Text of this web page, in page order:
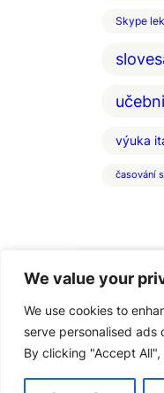
We value your
We use cookies to
serve personalised ads
By clicking "Accept
Skype
výuka
časování
Copyright